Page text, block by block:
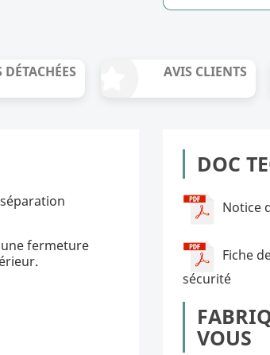
DÉTACHÉES AVIS CLIENTS
fermeture
DOC
Notice
Fiche
sécurité
VOUS